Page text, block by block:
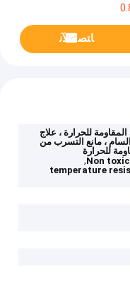
ﺎﺘﺼﻟ ﺍﻶﻧ
للحرارة ، علاج
، مانع التسرب من
للحرارة
Non
,
temperature